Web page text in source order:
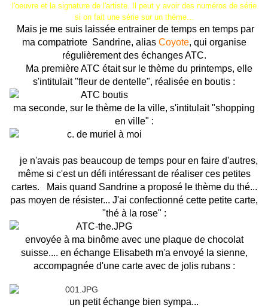
l'oeuvre et la signature de l'artiste. Il peut y avoir des numéros de série
si on fait une série sur un thème...
Mais je me suis laissée entrainer de temps en temps par
ma compatriote Sandrine, alias Coyote, qui organise
régulièrement des échanges ATC.
Ma première ATC était sur le thème du printemps, elle
s'intitulait "fleur de dentelle", réalisée en boutis :
ma seconde, sur le thème de la ville, s'intitulait "shopping
en ville" :
je n'avais pas beaucoup de temps pour en faire d'autres,
même si c'est un défi intéressant de réaliser ces petites
cartes. Mais quand Sandrine a proposé le thème du thé...
pas moyen de résister... J'ai confectionné cette petite carte,
"thé à la rose" :
envoyée à ma binôme avec une plaque de chocolat
suisse.... en échange Elisabeth m'a envoyé la sienne,
accompagnée d'une carte avec de jolis rubans :
un petit échange bien sympa...